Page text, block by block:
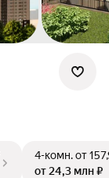
4-комн.от
от 24,3 млн ₽